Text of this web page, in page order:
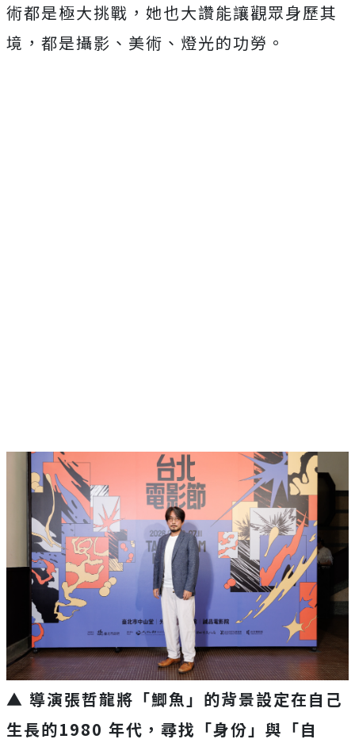
術都是極大挑戰，她也大讚能讓觀眾身歷其
境， 都是攝影、美術、燈光的功勞。
▲ 導演張哲龍將「鯽魚」的背景設定在自己
生長的1980 年代，尋找「身份」與「自